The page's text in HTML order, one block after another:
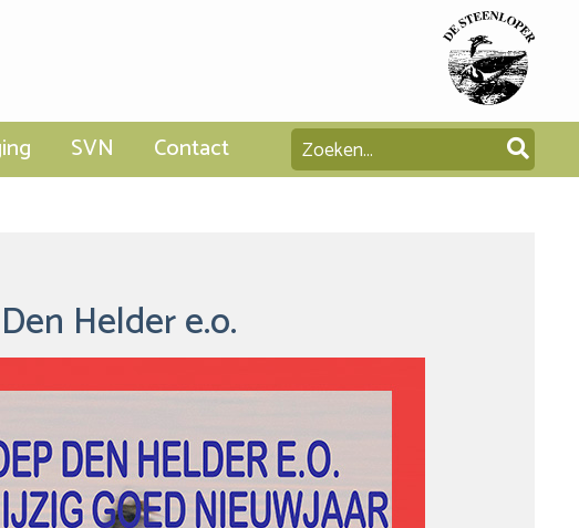
SVN Contact
Helder e.o.